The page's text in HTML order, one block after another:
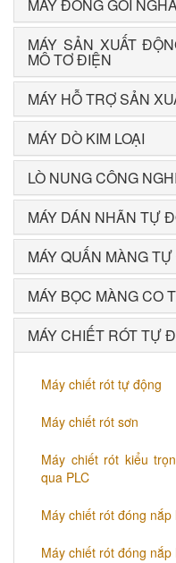
MÁY ĐÓNG GÓI
MÁY SẢN XUẤT
MÔ TƠ ĐIỆN
MÁY HỖ TRỢ SẢN
MÁY DÒ KIM LOẠI
LÒ NUNG CÔNG
MÁY DÁN NHÃN TỰ
MÁY QUẤN MÀNG
MÁY BỌC MÀNG CO
MÁY CHIẾT RÓT TỰ
Máy chiết rót tự động
Máy chiết rót sơn
Máy chiết rót kiểu
qua PLC
Máy chiết rót đóng
Máy chiết rót đóng